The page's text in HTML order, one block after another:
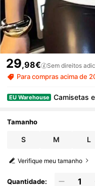
29,98€ Sem direitos
Para compras acima de
EU Warehouse Camisetas
Tamanho
S M L
Verifique meu tamanho
Quantidade: